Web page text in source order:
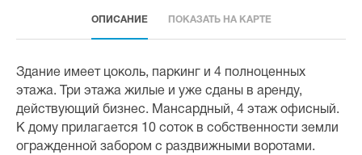
ОПИСАНИЕ ПОКАЗАТЬ НА КАРТЕ
Здание имеет цоколь, паркинг и 4 полноценных
этажа. Три этажа жилые и уже сданы в аренду,
действующий бизнес. Мансардный, 4 этаж офисный.
К дому прилагается 10 соток в собственности земли
огражденной забором с раздвижными воротами.